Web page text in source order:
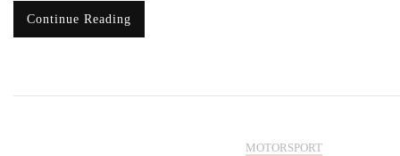
Continue Reading
MOTORSPORT